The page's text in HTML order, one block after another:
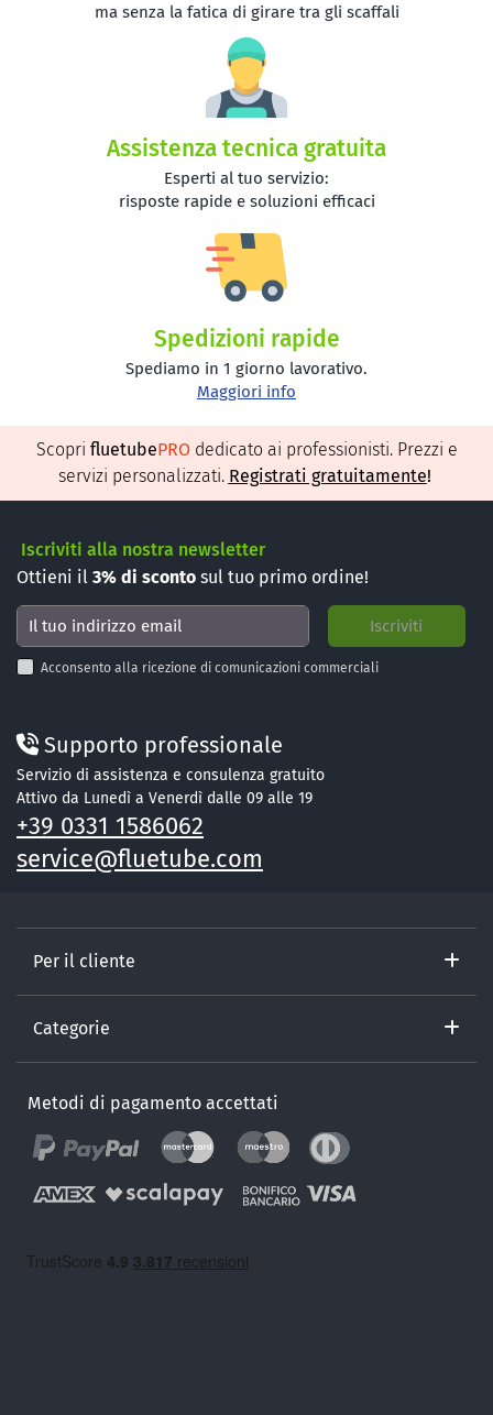
ma senza la fatica di girare tra gli scaffali
Assistenza tecnica gratuita
Esperti al tuo servizio:
risposte rapide e soluzioni efficaci
Spedizioni rapide
Spediamo in 1 giorno lavorativo.
Maggiori info
Scopri fluetubePRO dedicato ai professionisti. Prezzi e
servizi personalizzati. Registrati gratuitamente!
Iscriviti alla nostra newsletter
Ottieni il 3% di sconto sul tuo primo ordine!
Acconsento alla ricezione di comunicazioni commerciali
Supporto professionale
Servizio di assistenza e consulenza gratuito
Attivo da Lunedì a Venerdì dalle 09 alle 19
+39 0331 1586062
service@fluetube.com
Per il cliente
Categorie
Metodi di pagamento accettati